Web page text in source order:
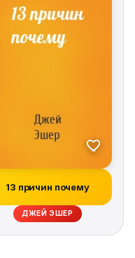
13 причин почему
ДЖЕЙ ЭШЕР